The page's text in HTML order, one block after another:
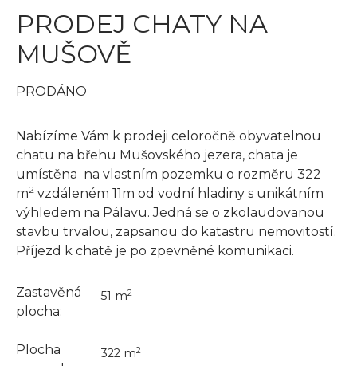
PRODEJ CHATY NA
MUŠOVĚ
PRODÁNO
Nabízíme Vám k prodeji celoročně obyvatelnou
chatu na břehu Mušovského jezera, chata je
umístěna na vlastním pozemku o rozměru 322
m2 vzdáleném 11m od vodní hladiny s unikátním
výhledem na Pálavu. Jedná se o zkolaudovanou
stavbu trvalou, zapsanou do katastru nemovitostí.
Příjezd k chatě je po zpevněné komunikaci.
Zastavěná
plocha:
51 m2
Plocha
322 m2